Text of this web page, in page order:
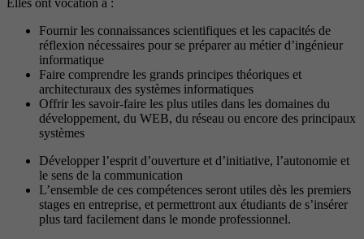
Elles ont vocation à :
Fournir les connaissances scientifiques et les capacités de
réflexion nécessaires pour se préparer au métier d’ingénieur
informatique
Faire comprendre les grands principes théoriques et
architecturaux des systèmes informatiques
Offrir les savoir-faire les plus utiles dans les domaines du
développement, du WEB, du réseau ou encore des principaux
systèmes
Développer l’esprit d’ouverture et d’initiative, l’autonomie et
le sens de la communication
L’ensemble de ces compétences seront utiles dès les premiers
stages en entreprise, et permettront aux étudiants de s’insérer
plus tard facilement dans le monde professionnel.